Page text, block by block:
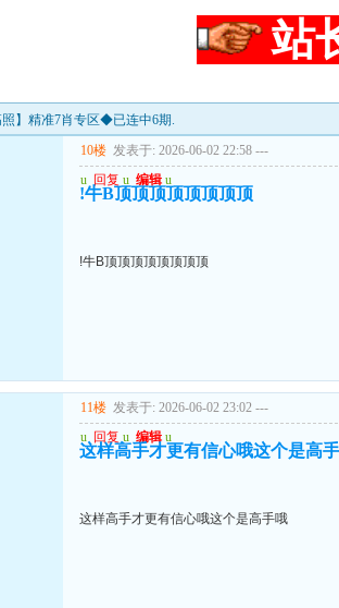
站
照】精准7肖专区◆已连中6期.
10楼 发表于: 2026-06-02 22:58 ---
u 回复 u 编辑 u
!牛B顶顶顶顶顶顶顶顶
!牛B顶顶顶顶顶顶顶顶
11楼 发表于: 2026-06-02 23:02 ---
u 回复 u 编辑 u
这样高手才更有信心哦这个是高
这样高手才更有信心哦这个是高手哦